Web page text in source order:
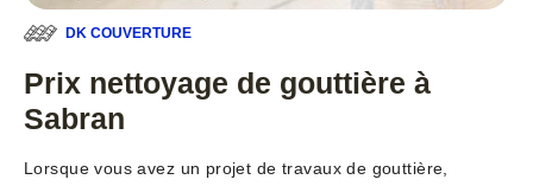
DK COUVERTURE
Prix nettoyage de gouttière à
Sabran
Lorsque vous avez un projet de travaux de gouttière,